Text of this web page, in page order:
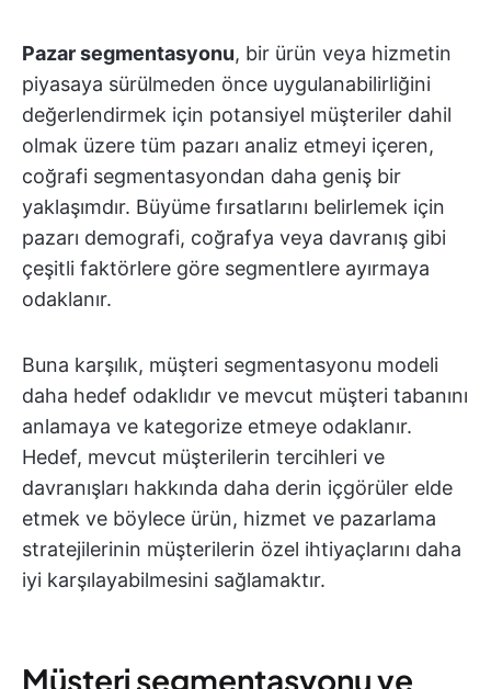
Pazar segmentasyonu, bir ürün veya hizmetin
piyasaya sürülmeden önce uygulanabilirliğini
değerlendirmek için potansiyel müşteriler dahil
olmak üzere tüm pazarı analiz etmeyi içeren,
coğrafi segmentasyondan daha geniş bir
yaklaşımdır. Büyüme fırsatlarını belirlemek için
pazarı demografi, coğrafya veya davranış gibi
çeşitli faktörlere göre segmentlere ayırmaya
odaklanır.
Buna karşılık, müşteri segmentasyonu modeli
daha hedef odaklıdır ve mevcut müşteri tabanını
anlamaya ve kategorize etmeye odaklanır.
Hedef, mevcut müşterilerin tercihleri ve
davranışları hakkında daha derin içgörüler elde
etmek ve böylece ürün, hizmet ve pazarlama
stratejilerinin müşterilerin özel ihtiyaçlarını daha
iyi karşılayabilmesini sağlamaktır.
Müşteri segmentasyonu ve